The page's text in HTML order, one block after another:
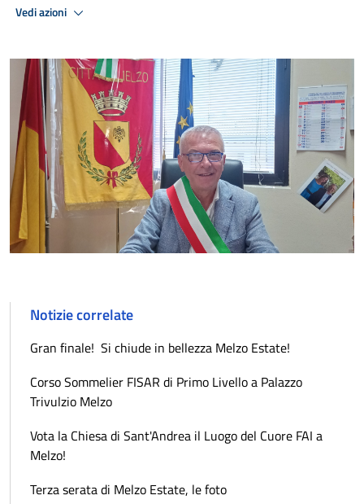
Vedi azioni
Notizie correlate
Gran finale! Si chiude in bellezza Melzo Estate!
Corso Sommelier FISAR di Primo Livello a Palazzo
Trivulzio Melzo
Vota la Chiesa di Sant'Andrea il Luogo del Cuore FAI a
Melzo!
Terza serata di Melzo Estate, le foto